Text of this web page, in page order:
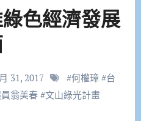
色經濟發展
31, 2017 #何權璋 #台
翁美春#文山綠光計畫